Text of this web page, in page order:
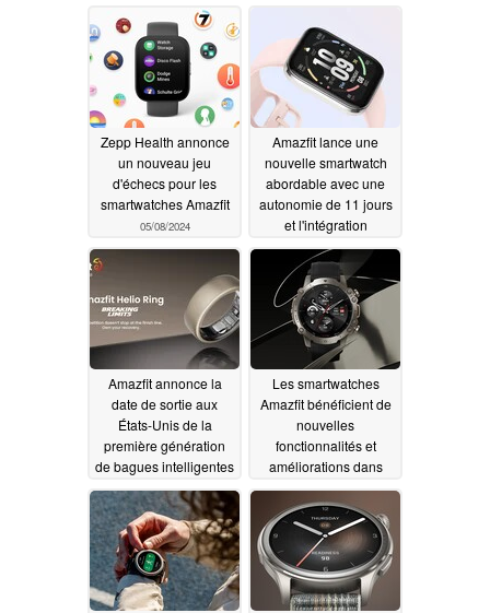
05/16/2024
Zepp Health annonce
un nouveau jeu
d'échecs pour les
smartwatches Amazfit
05/08/2024
Amazfit lance une
nouvelle smartwatch
abordable avec une
autonomie de 11 jours
et l'intégration
d'Amazon Alexa
05/02/2024
Amazfit annonce la
date de sortie aux
États-Unis de la
première génération
de bagues intelligentes
05/01/2024
Les smartwatches
Amazfit bénéficient de
nouvelles
fonctionnalités et
améliorations dans
une nouvelle mise à
jour04/20/2024